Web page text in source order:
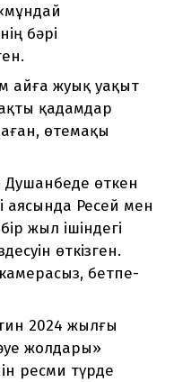
бәрі
айға жуық уақыт
қадамдар
өтемақы
Душанбеде өткен
Ресей мен
жыл ішіндегі
өткізген.
бетпе-
2024 жылғы
жолдары»
ресми түрде